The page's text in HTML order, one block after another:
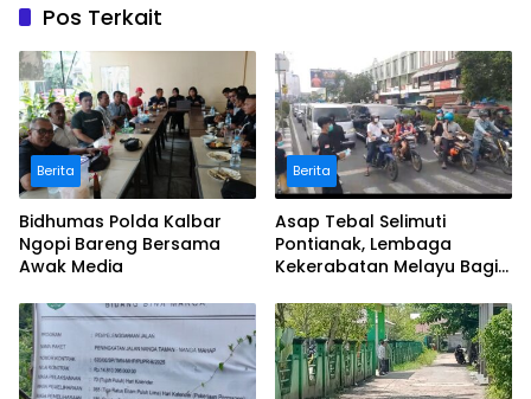
Pos Terkait
Berita
Bidhumas Polda Kalbar
Ngopi Bareng Bersama
Awak Media
Berita
Asap Tebal Selimuti
Pontianak, Lembaga
Kekerabatan Melayu Bagi